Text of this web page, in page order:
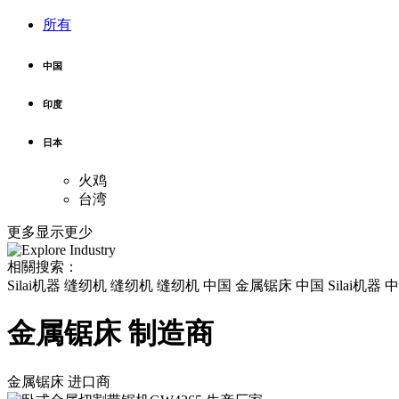
所有
中国
印度
日本
火鸡
台湾
更多显示更少
相關搜索：
Silai机器 缝纫机 缝纫机 缝纫机 中国 金属锯床 中国 Silai机器
金属锯床 制造商
金属锯床 进口商